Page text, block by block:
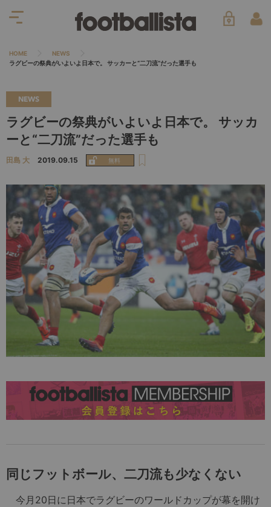
HOME
NEWS
ラグビーの祭典がいよいよ日本で。 サッカーと“二刀流”だった選手も
NEWS
ラグビーの祭典がいよいよ日本で。 サッカ
ーと“二刀流”だった選手も
田島 大 2019.09.15
同じフットボール、二刀流も少なくない
今月20日に日本でラグビーのワールドカップが幕を開け